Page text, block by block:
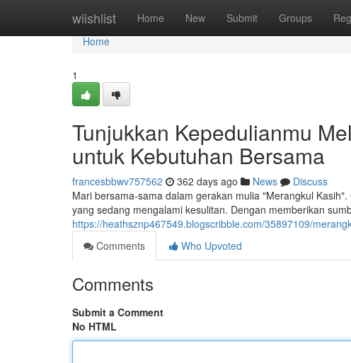
wiishlist Home New Submit Groups
Home
Home
1
Tunjukkan Kepedulianmu
untuk Kebutuhan Bersama
francesbbwv757562 362 days ago News
Discuss
Mari bersama-sama dalam gerakan mulia "Merangkul
yang sedang mengalami kesulitan. Dengan memberikan
https://heathsznp467549.blogscribble.com/35897109/
Comments
Who Upvoted
Comments
Submit a Comment
No HTML